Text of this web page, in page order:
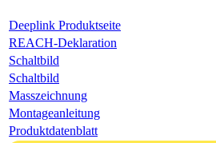
Deeplink Produktseite
REACH-Deklaration
Schaltbild
Schaltbild
Masszeichnung
Montageanleitung
Produktdatenblatt